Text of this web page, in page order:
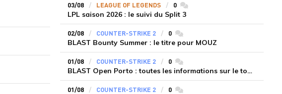
03/08 LEAGUE OF LEGENDS 0commentaires
LPL saison 2026 : le suivi du Split 3
02/08 COUNTER-STRIKE 2 0commentaires
BLAST Bounty Summer : le titre pour MOUZ
01/08 COUNTER-STRIKE 2 0commentaires
BLAST Open Porto : toutes les informations sur le tournoi
01/08 COUNTER-STRIKE 2 0commentaires